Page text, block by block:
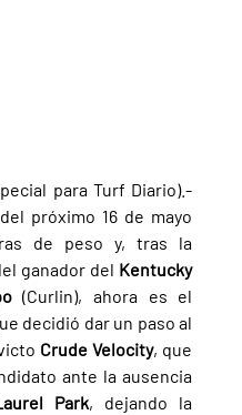
para Turf Diario).-
del próximo 16 de mayo
de peso y, tras la
ganador del Kentucky
(Curlin), ahora es el
decidió dar un paso al
Crude Velocity, que
ante la ausencia
Park, dejando la